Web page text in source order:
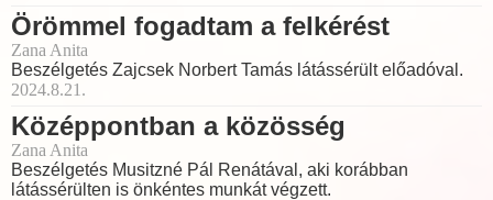
Örömmel fogadtam a felkérést
Zana Anita
Beszélgetés Zajcsek Norbert Tamás látássérült előadóval.
2024.8.21.
Középpontban a közösség
Zana Anita
Beszélgetés Musitzné Pál Renátával, aki korábban
látássérülten is önkéntes munkát végzett.